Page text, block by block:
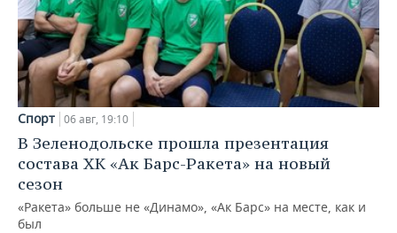
Спорт 06 авг, 19:10
В Зеленодольске прошла презентация
состава ХК «Ак Барс-Ракета» на новый
сезон
«Ракета» больше не «Динамо», «Ак Барс» на месте, как и
был